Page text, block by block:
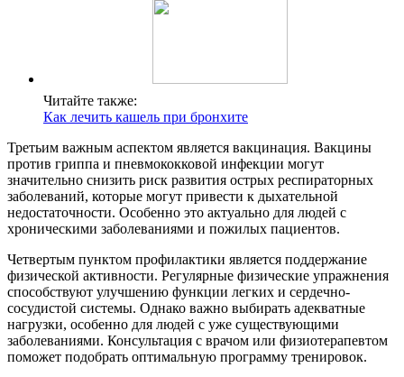
Читайте также:
Как лечить кашель при бронхите
Третьим важным аспектом является вакцинация. Вакцины
против гриппа и пневмококковой инфекции могут
значительно снизить риск развития острых респираторных
заболеваний, которые могут привести к дыхательной
недостаточности. Особенно это актуально для людей с
хроническими заболеваниями и пожилых пациентов.
Четвертым пунктом профилактики является поддержание
физической активности. Регулярные физические упражнения
способствуют улучшению функции легких и сердечно-
сосудистой системы. Однако важно выбирать адекватные
нагрузки, особенно для людей с уже существующими
заболеваниями. Консультация с врачом или физиотерапевтом
поможет подобрать оптимальную программу тренировок.